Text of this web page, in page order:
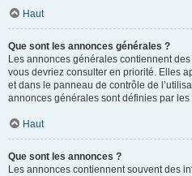
Haut
Que sont les annonces générales ?
Les annonces générales contiennent
vous devriez consulter en priorité. Elles
et dans le panneau de contrôle de
annonces générales sont définies par
Haut
Que sont les annonces ?
Les annonces contiennent souvent des